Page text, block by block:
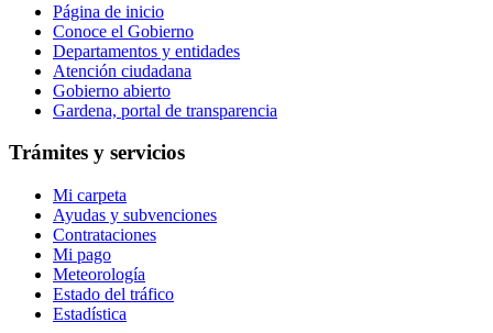
Página de inicio
Conoce el Gobierno
Departamentos y entidades
Atención ciudadana
Gobierno abierto
Gardena, portal de transparencia
Trámites y servicios
Mi carpeta
Ayudas y subvenciones
Contrataciones
Mi pago
Meteorología
Estado del tráfico
Estadística